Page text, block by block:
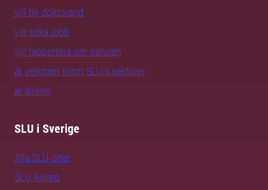
vill bli doktorand
vill söka jobb
vill rapportera om naturen
är verksam inom SLU:s sektorer
är alumn
SLU i Sverige
Alla SLU-orter
SLU Alnarp